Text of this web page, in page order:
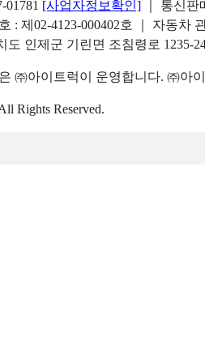
[사업자정보확인]
｜ 통신
: 제02-4123-000402호 ｜ 자동차
도 인제군 기린면 조침령로 1235-
㈜아이트럭이 운영합니다. ㈜아
Rights Reserved.